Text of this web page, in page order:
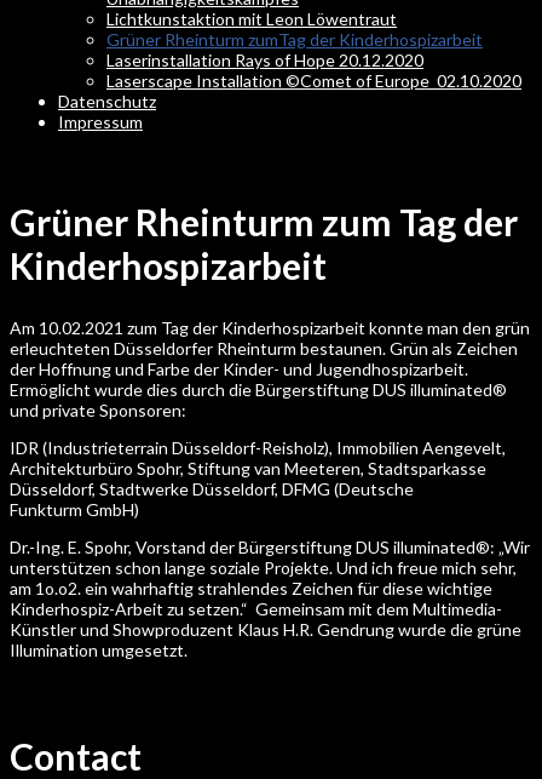
Lichtkunstaktion mit Leon Löwentraut
Grüner Rheinturm zumTag der Kinderhospizarbeit
Laserinstallation Rays of Hope 20.12.2020
Laserscape Installation ©Comet of Europe_02.10.2020
Datenschutz
Impressum
Grüner Rheinturm zum Tag der
Kinderhospizarbeit
Am 10.02.2021 zum Tag der Kinderhospizarbeit konnte man den grün
erleuchteten Düsseldorfer Rheinturm bestaunen. Grün als Zeichen
der Hoffnung und Farbe der Kinder- und Jugendhospizarbeit.
Ermöglicht wurde dies durch die Bürgerstiftung DUS illuminated®
und private Sponsoren:
IDR (Industrieterrain Düsseldorf-Reisholz), Immobilien Aengevelt,
Architekturbüro Spohr, Stiftung van Meeteren, Stadtsparkasse
Düsseldorf, Stadtwerke Düsseldorf, DFMG (Deutsche
Funkturm GmbH)
Dr.-Ing. E. Spohr, Vorstand der Bürgerstiftung DUS illuminated®: „Wir
unterstützen schon lange soziale Projekte. Und ich freue mich sehr,
am 1o.o2. ein wahrhaftig strahlendes Zeichen für diese wichtige
Kinderhospiz-Arbeit zu setzen.“ Gemeinsam mit dem Multimedia-
Künstler und Showproduzent Klaus H.R. Gendrung wurde die grüne
Illumination umgesetzt.
Contact